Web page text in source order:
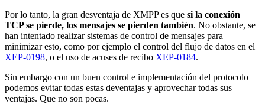
Por lo tanto, la gran desventaja de XMPP es que si la conexión
TCP se pierde, los mensajes se pierden también. No obstante, se
han intentado realizar sistemas de control de mensajes para
minimizar esto, como por ejemplo el control del flujo de datos en el
XEP-0198, o el uso de acuses de recibo XEP-0184.
Sin embargo con un buen control e implementación del protocolo
podemos evitar todas estas deventajas y aprovechar todas sus
ventajas. Que no son pocas.